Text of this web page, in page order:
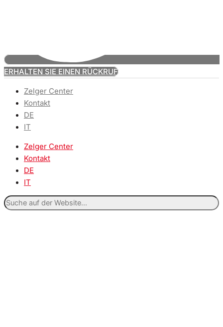
ERHALTEN SIE EINEN RÜCKRUF
Zelger Center
Kontakt
DE
IT
Zelger Center
Kontakt
DE
IT
Suche
auf